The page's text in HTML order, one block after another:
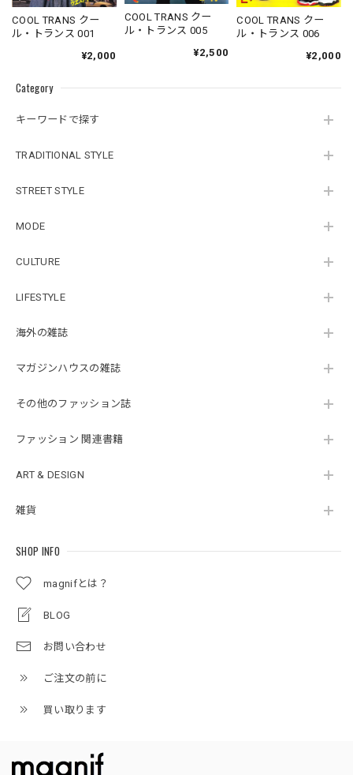
Category
キーワードで探す
TRADITIONAL STYLE
STREET STYLE
MODE
CULTURE
LIFESTYLE
海外の雑誌
マガジンハウスの雑誌
その他のファッション誌
ファッション 関連書籍
ART & DESIGN
雑貨
SHOP INFO
magnifとは？
BLOG
お問い合わせ
ご注文の前に
買い取ります
COOL TRANS クー
ル・トランス 001
¥2,000
COOL TRANS クー
ル・トランス 005
¥2,500
COOL TRANS クー
ル・トランス 006
¥2,000